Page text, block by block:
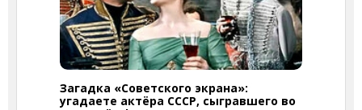
Загадка «Советского экрана»:
угадаете актёра СССР, сыгравшего во